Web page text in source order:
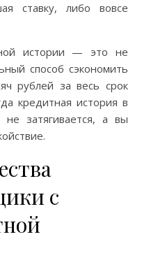
ставку, либо вовсе
истории — это не
способ сэкономить
рублей за весь срок
кредитная история в
затягивается, а вы
с